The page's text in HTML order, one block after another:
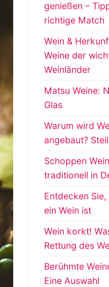
genießen –
richtige Match
Wein &
Weine der
Weinländer
Matsu Weine:
Glas
Warum wird
angebaut?
Schoppen
traditionell in
Entdecken
ein Wein ist
Wein korkt!
Rettung des
Berühmte
Eine Auswahl